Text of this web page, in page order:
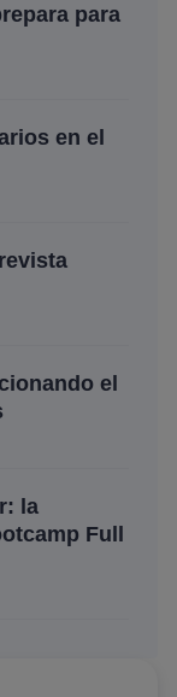
para
en el
el
la
Full